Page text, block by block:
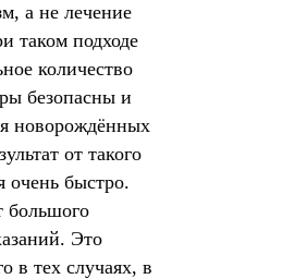
а не лечение
таком подходе
количество
безопасны и
новорождённых
от такого
очень быстро.
большого
Это
в тех случаях, в